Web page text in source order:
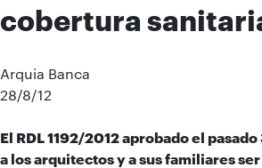
cobertura
Arquia Banca
28/8/12
El RDL 1192/2012 aprobado el
a los arquitectos y a sus familiares